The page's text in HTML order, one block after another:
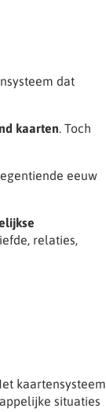
dat
kaarten. Toch
eeuw
relaties,
kaartensysteem
situaties